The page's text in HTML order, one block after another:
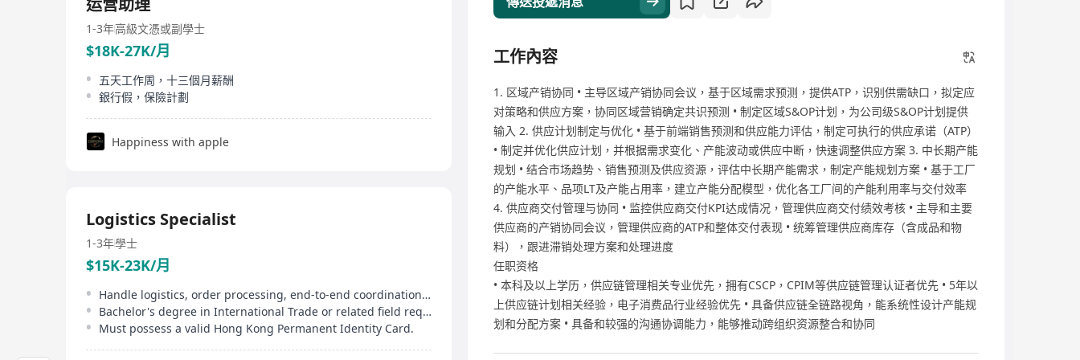
运营助理
1-3年高級文憑或副學士
$18K-27K/月
五天工作周，十三個月薪酬
銀行假，保險計劃
Happiness with apple
Logistics Specialist
1-3年學士
$15K-23K/月
Handle logistics, order processing, end-to-end coordination for clients.
Bachelor's degree in International Trade or related field required.
Must possess a valid Hong Kong Permanent Identity Card.
工作內容
1. 区域产销协同 • 主导区域产销协同会议，基于区域需求预测，提供ATP，识别供需缺口，拟定应
对策略和供应方案，协同区域营销确定共识预测 • 制定区域S&OP计划，为公司级S&OP计划提供
输入 2. 供应计划制定与优化 • 基于前端销售预测和供应能力评估，制定可执行的供应承诺（ATP）
• 制定并优化供应计划，并根据需求变化、产能波动或供应中断，快速调整供应方案 3. 中长期产能
规划 • 结合市场趋势、销售预测及供应资源，评估中长期产能需求，制定产能规划方案 • 基于工厂
的产能水平、品项LT及产能占用率，建立产能分配模型，优化各工厂间的产能利用率与交付效率
4. 供应商交付管理与协同 • 监控供应商交付KPI达成情况，管理供应商交付绩效考核 • 主导和主要
供应商的产销协同会议，管理供应商的ATP和整体交付表现 • 统筹管理供应商库存（含成品和物
料），跟进滞销处理方案和处理进度
任职资格
• 本科及以上学历，供应链管理相关专业优先，拥有CSCP，CPIM等供应链管理认证者优先 • 5年以
上供应链计划相关经验，电子消费品行业经验优先 • 具备供应链全链路视角，能系统性设计产能规
划和分配方案 • 具备和较强的沟通协调能力，能够推动跨组织资源整合和协同